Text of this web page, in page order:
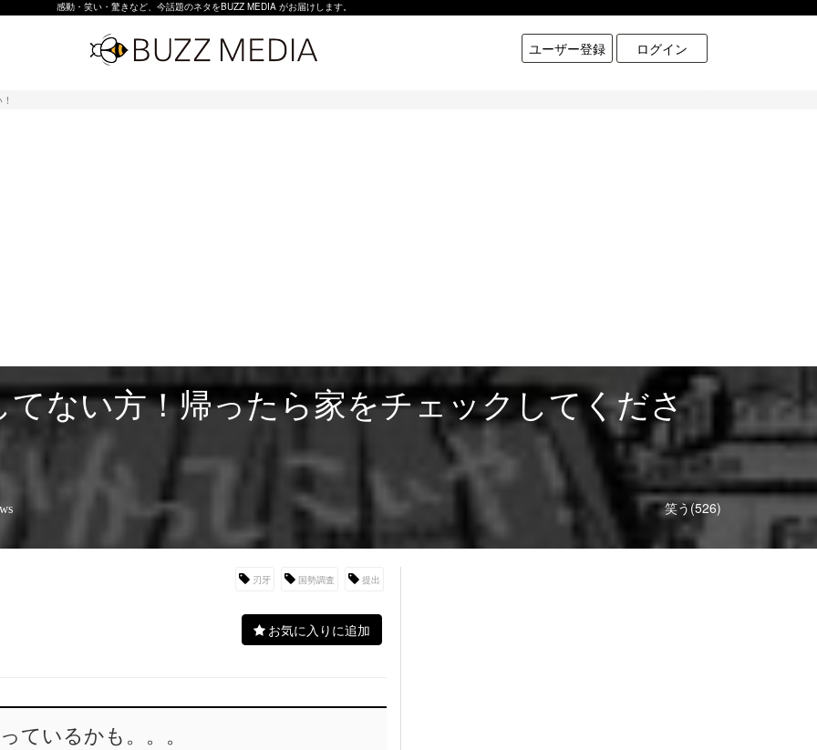
感動・笑い・驚きなど、今話題のネタをBUZZ MEDIA がお届けします。
ユーザー登録 ログイン
てない方！帰ったら家をチェックしてくださ
笑う(526)
刃牙 国勢調査 提出
お気に入りに追加
ているかも。。。